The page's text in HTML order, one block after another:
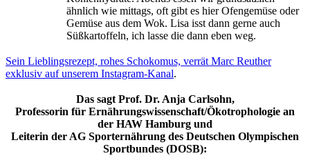
ähnlich wie mittags, oft gibt es hier Ofengemüse oder
Gemüse aus dem Wok. Lisa isst dann gerne auch
Süßkartoffeln, ich lasse die dann eben weg.
Sein Lieblingsrezept, rohes Schokomus, verrät Marc Reuther
exklusiv auf unserem Instagram-Kanal.
Das sagt Prof. Dr. Anja Carlsohn,
Professorin für Ernährungswissenschaft/Ökotrophologie an
der HAW Hamburg und
Leiterin der AG Sporternährung des Deutschen Olympischen
Sportbundes (DOSB):